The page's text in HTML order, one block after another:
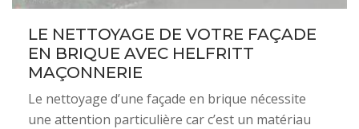
LE NETTOYAGE DE VOTRE FAÇADE
EN BRIQUE AVEC HELFRITT
MAÇONNERIE
Le nettoyage d’une façade en brique nécessite
une attention particulière car c’est un matériau